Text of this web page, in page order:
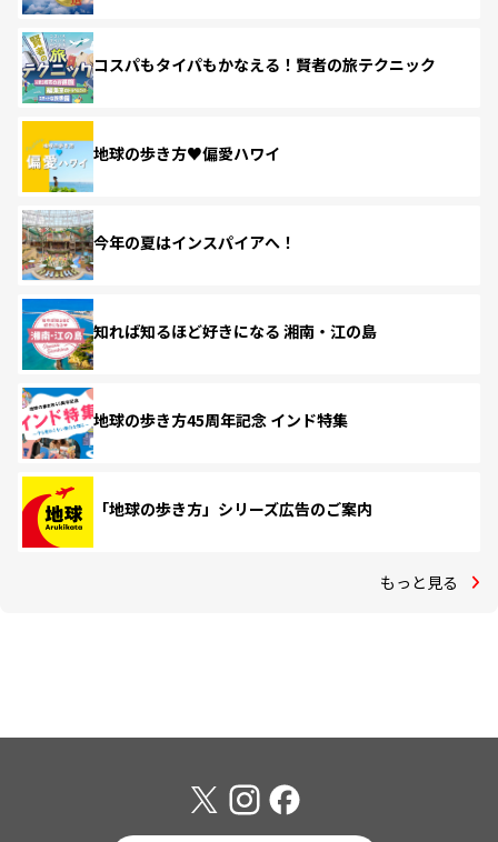
コスパもタイパもかなえる！賢者の旅テクニック
地球の歩き方♥偏愛ハワイ
今年の夏はインスパイアへ！
知れば知るほど好きになる 湘南・江の島
地球の歩き方45周年記念 インド特集
「地球の歩き方」シリーズ広告のご案内
もっと見る